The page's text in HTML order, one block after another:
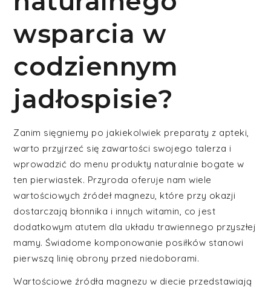
wsparcia w
codziennym
jadłospisie?
Zanim sięgniemy po jakiekolwiek preparaty z apteki,
warto przyjrzeć się zawartości swojego talerza i
wprowadzić do menu produkty naturalnie bogate w
ten pierwiastek. Przyroda oferuje nam wiele
wartościowych źródeł magnezu, które przy okazji
dostarczają błonnika i innych witamin, co jest
dodatkowym atutem dla układu trawiennego przyszłej
mamy. Świadome komponowanie posiłków stanowi
pierwszą linię obrony przed niedoborami.
Wartościowe źródła magnezu w diecie przedstawiają